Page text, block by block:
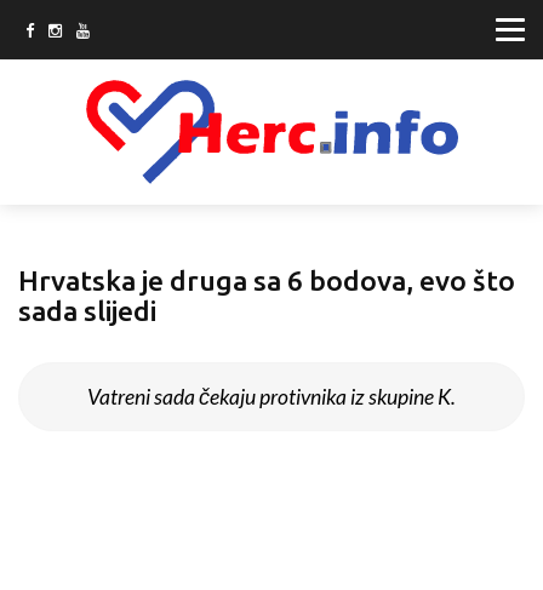
Hrvatska je druga sa 6 bodova, evo što
sada slijedi
Vatreni sada čekaju protivnika iz skupine K.